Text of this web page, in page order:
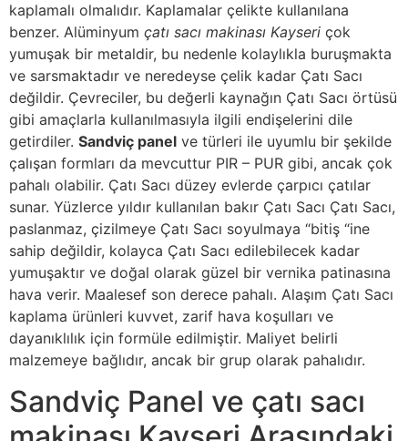
kaplamalı olmalıdır. Kaplamalar çelikte kullanılana
benzer. Alüminyum çatı sacı makinası Kayseri çok
yumuşak bir metaldir, bu nedenle kolaylıkla buruşmakta
ve sarsmaktadır ve neredeyse çelik kadar Çatı Sacı
değildir. Çevreciler, bu değerli kaynağın Çatı Sacı örtüsü
gibi amaçlarla kullanılmasıyla ilgili endişelerini dile
getirdiler. Sandviç panel ve türleri ile uyumlu bir şekilde
çalışan formları da mevcuttur PIR – PUR gibi, ancak çok
pahalı olabilir. Çatı Sacı düzey evlerde çarpıcı çatılar
sunar. Yüzlerce yıldır kullanılan bakır Çatı Sacı Çatı Sacı,
paslanmaz, çizilmeye Çatı Sacı soyulmaya “bitiş “ine
sahip değildir, kolayca Çatı Sacı edilebilecek kadar
yumuşaktır ve doğal olarak güzel bir vernika patinasına
hava verir. Maalesef son derece pahalı. Alaşım Çatı Sacı
kaplama ürünleri kuvvet, zarif hava koşulları ve
dayanıklılık için formüle edilmiştir. Maliyet belirli
malzemeye bağlıdır, ancak bir grup olarak pahalıdır.
Sandviç Panel ve çatı sacı